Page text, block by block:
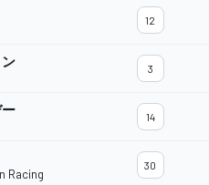
12
3
14
Racing
30